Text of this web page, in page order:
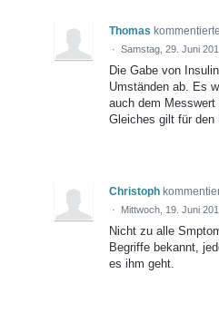
Thomas kommentierte
· Samstag, 29. Juni
Die Gabe von
Umständen ab. Es
auch dem
Gleiches gilt für den
Christoph
· Mittwoch, 19. Juni
Nicht zu alle
Begriffe bekannt,
es ihm geht.